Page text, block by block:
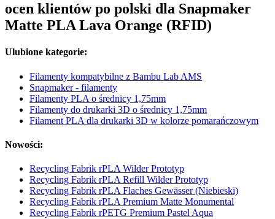
ocen klientów po polski dla Snapmaker
Matte PLA Lava Orange (RFID)
Ulubione kategorie:
Filamenty kompatybilne z Bambu Lab AMS
Snapmaker - filamenty
Filamenty PLA o średnicy 1,75mm
Filamenty do drukarki 3D o średnicy 1,75mm
Filament PLA dla drukarki 3D w kolorze pomarańczowym
Nowości:
Recycling Fabrik rPLA Wilder Prototyp
Recycling Fabrik rPLA Refill Wilder Prototyp
Recycling Fabrik rPLA Flaches Gewässer (Niebieski)
Recycling Fabrik rPLA Premium Matte Monumental
Recycling Fabrik rPETG Premium Pastel Aqua